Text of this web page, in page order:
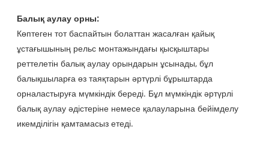
Балық аулау орны:
Көптеген тот баспайтын болаттан жасалған қайық
ұстағышының рельс монтажындағы қысқыштары
реттелетін балық аулау орындарын ұсынады, бұл
балықшыларға өз таяқтарын әртүрлі бұрыштарда
орналастыруға мүмкіндік береді. Бұл мүмкіндік әртүрлі
балық аулау әдістеріне немесе қалауларына бейімделу
икемділігін қамтамасыз етеді.